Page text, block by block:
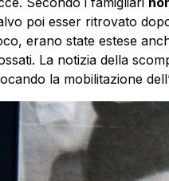
poi esser ritrovato
erano state estese
La notizia della
la mobilitazione